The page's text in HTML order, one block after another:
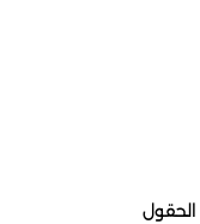
الحقول